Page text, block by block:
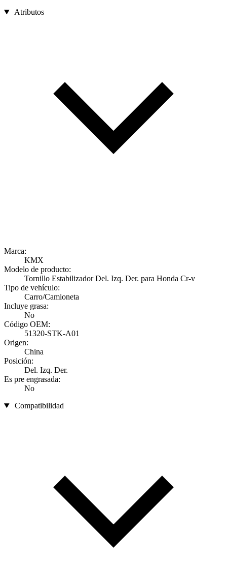
Atributos
Marca:
KMX
Modelo de producto:
Tornillo Estabilizador Del. Izq. Der. para Honda Cr-v
Tipo de vehículo:
Carro/Camioneta
Incluye grasa:
No
Código OEM:
51320-STK-A01
Origen:
China
Posición:
Del. Izq. Der.
Es pre engrasada:
No
Compatibilidad